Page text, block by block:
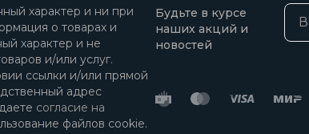
Будьте в курсе
наших акций и
новостей
характер и ни при
о товарах и
характер и не
и/или услуг.
ссылки и/или прямой
адрес
согласие на
файлов cookie.